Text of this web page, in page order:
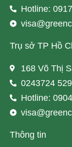
Hotline:
Trụ sở TP Hồ
168 Võ Thị
0243724
Hotline:
Thông tin